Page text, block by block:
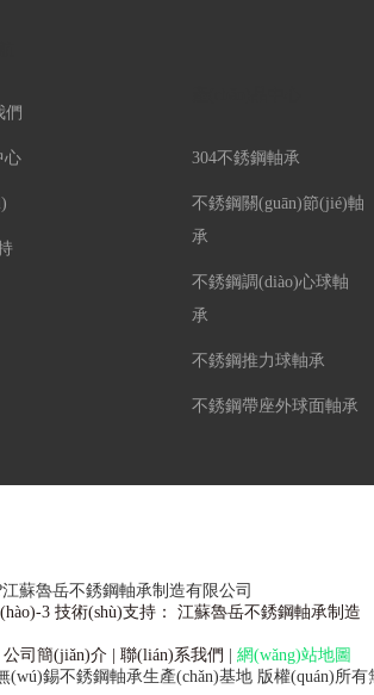
們
心 304不銹鋼軸承
不銹鋼關(guān)節(jié)軸
承
不銹鋼調(diào)心球軸
承
不銹鋼推力球軸承
不銹鋼帶座外球面軸承
江蘇魯岳不銹鋼軸承制造有限公司
3 技術(shù)支持： 江蘇魯岳不銹鋼軸承制造
公司簡(jiǎn)介 | 聯(lián)系我們 | 網(wǎng)站地圖
(wú)錫不銹鋼軸承生產(chǎn)基地 版權(quán)所有